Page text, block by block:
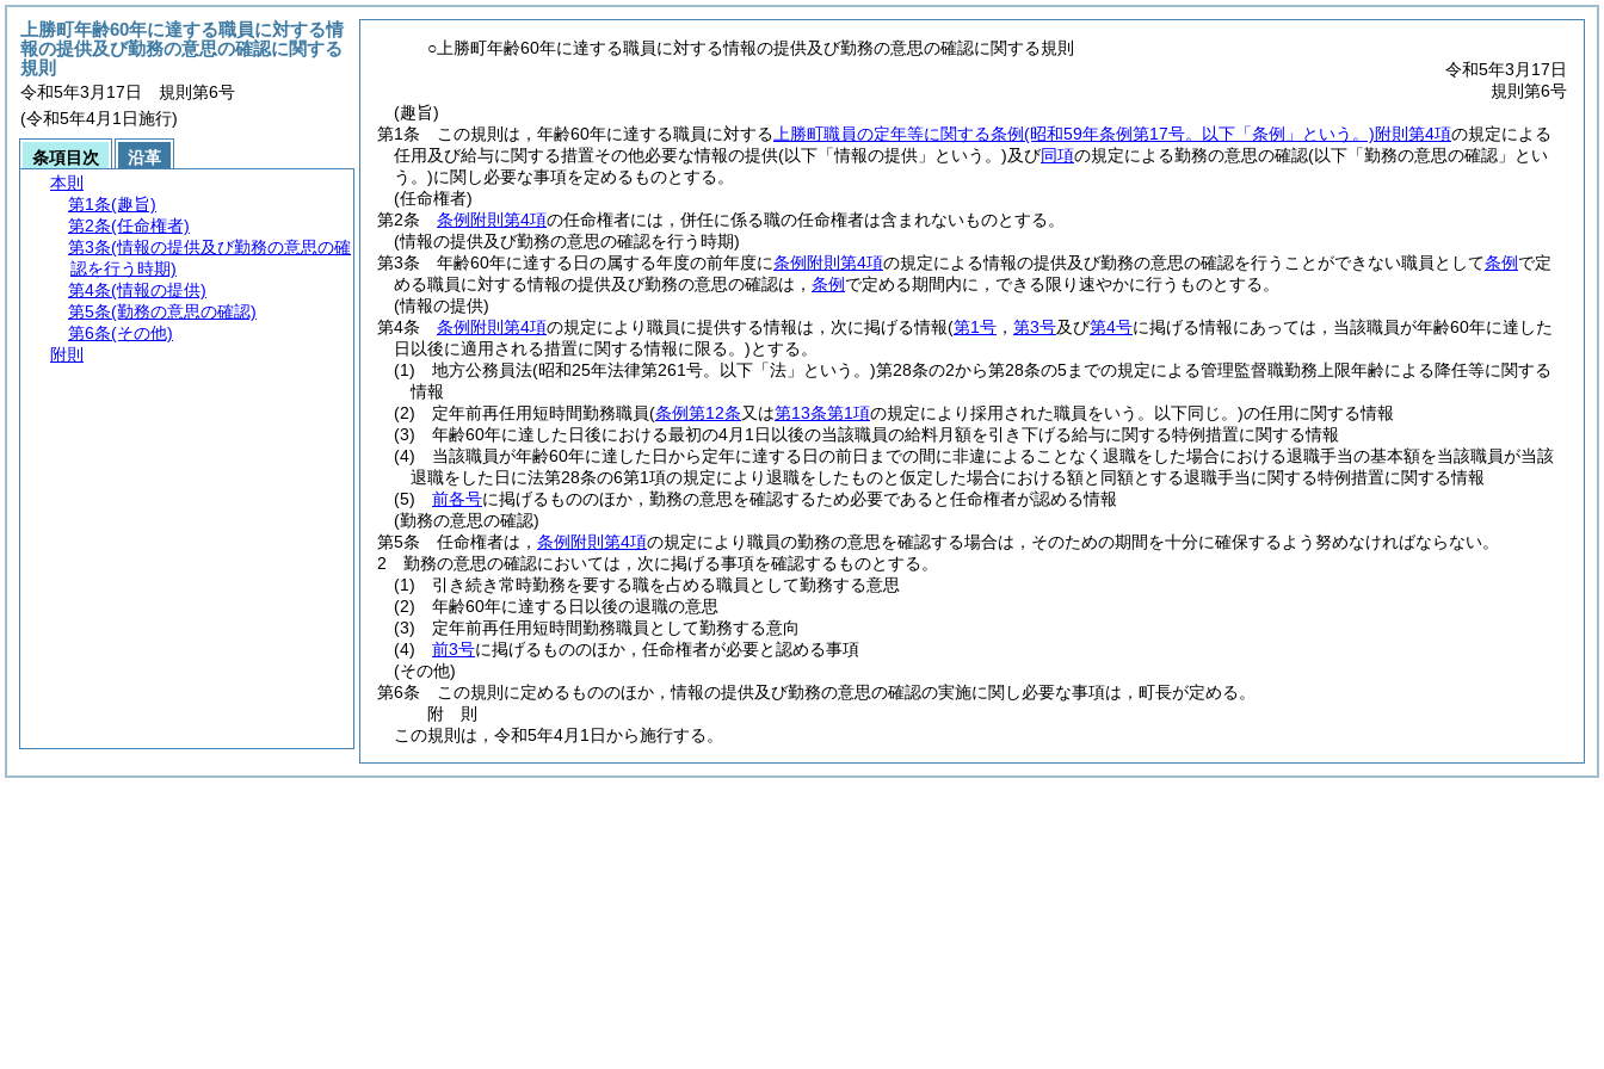
○上勝町年齢60年に達する職員に対する情報の提供及び勤務の意思の確認に関する規則
令和5年3月17日
規則第6号
(趣旨)
第1条
この規則は，年齢60年に達する職員に対する 上勝町職員の定年等に関する条例(昭和59年条例第17号。以下「条例」という。)附則第4項の規定による
任用及び給与に関する措置その他必要な情報の提供(以下「情報の提供」という。)及び同項の規定による勤務の意思の確認(以下「勤務の意思の確認」とい
う。)に関し必要な事項を定めるものとする。
(任命権者)
第2条
条例附則第4項の任命権者には，併任に係る職の任命権者は含まれないものとする。
(情報の提供及び勤務の意思の確認を行う時期)
第3条
年齢60年に達する日の属する年度の前年度に条例附則第4項の規定による情報の提供及び勤務の意思の確認を行うことができない職員として条例 で定
める職員に対する情報の提供及び勤務の意思の確認は， 条例 で定める期間内に，できる限り速やかに行うものとする。
(情報の提供)
第4条
条例附則第4項の規定により職員に提供する情報は，次に掲げる情報(第1号 ， 第3号及び第4号に掲げる情報にあっては，当該職員が年齢60年に達した
日以後に適用される措置に関する情報に限る。)とする。
(1)
地方公務員法(昭和25年法律第261号。以下「法」という。)第28条の2から第28条の5までの規定による管理監督職勤務上限年齢による降任等に関する
情報
(2)
定年前再任用短時間勤務職員(条例第12条又は第13条第1項の規定により採用された職員をいう。以下同じ。)の任用に関する情報
(3)
年齢60年に達した日後における最初の4月1日以後の当該職員の給料月額を引き下げる給与に関する特例措置に関する情報
(4)
当該職員が年齢60年に達した日から定年に達する日の前日までの間に非違によることなく退職をした場合における退職手当の基本額を当該職員が当該
退職をした日に法第28条の6第1項の規定により退職をしたものと仮定した場合における額と同額とする退職手当に関する特例措置に関する情報
(5)
前各号に掲げるもののほか，勤務の意思を確認するため必要であると任命権者が認める情報
(勤務の意思の確認)
第5条
任命権者は， 条例附則第4項の規定により職員の勤務の意思を確認する場合は，そのための期間を十分に確保するよう努めなければならない。
2
勤務の意思の確認においては，次に掲げる事項を確認するものとする。
(1)
引き続き常時勤務を要する職を占める職員として勤務する意思
(2)
年齢60年に達する日以後の退職の意思
(3)
定年前再任用短時間勤務職員として勤務する意向
(4)
前3号に掲げるもののほか，任命権者が必要と認める事項
(その他)
第6条
この規則に定めるもののほか，情報の提供及び勤務の意思の確認の実施に関し必要な事項は，町長が定める。
附 則
この規則は，令和5年4月1日から施行する。
上勝町年齢60年に達する職員に対する情
報の提供及び勤務の意思の確認に関する
規則
令和5年3月17日 規則第6号
(令和5年4月1日施行)
条項目次
沿革
本則
第1条(趣旨)
第2条(任命権者)
第3条(情報の提供及び勤務の意思の確
認を行う時期)
第4条(情報の提供)
第5条(勤務の意思の確認)
第6条(その他)
附則